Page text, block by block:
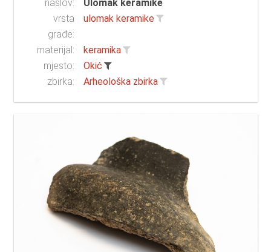
naslov:
Ulomak keramike
vrsta
građe:
ulomak keramike
materijal:
keramika
mjesto:
Okić
zbirka:
Arheološka zbirka